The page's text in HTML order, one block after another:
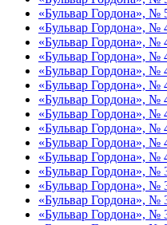
«Бульвар Гордона», №
«Бульвар Гордона», №
«Бульвар Гордона», №
«Бульвар Гордона», №
«Бульвар Гордона», №
«Бульвар Гордона», №
«Бульвар Гордона», №
«Бульвар Гордона», №
«Бульвар Гордона», №
«Бульвар Гордона», №
«Бульвар Гордона», №
«Бульвар Гордона», №
«Бульвар Гордона», №
«Бульвар Гордона», №
«Бульвар Гордона», №